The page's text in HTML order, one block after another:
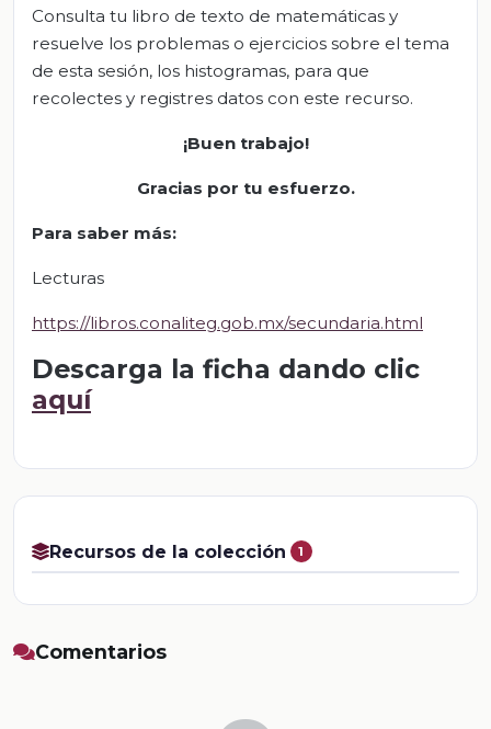
Consulta tu libro de texto de matemáticas y
resuelve los problemas o ejercicios sobre el tema
de esta sesión, los histogramas, para que
recolectes y registres datos con este recurso.
¡Buen trabajo!
Gracias por tu esfuerzo.
Para saber más:
Lecturas
https://libros.conaliteg.gob.mx/secundaria.html
Descarga la ficha dando clic
aquí
Recursos de la colección 1
Comentarios